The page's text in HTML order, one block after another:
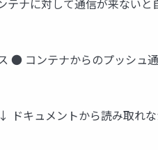
ナに対して通信が来ない
● コンテナからのプッシ
ドキュメントから読み取れ